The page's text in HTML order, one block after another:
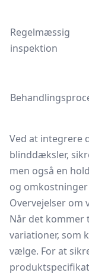
Regelmæssig
inspektion
Ved at integrere
blinddæksler,
men også en
og
Overvejelser om
Når det kommer
variationer, som
vælge. For at